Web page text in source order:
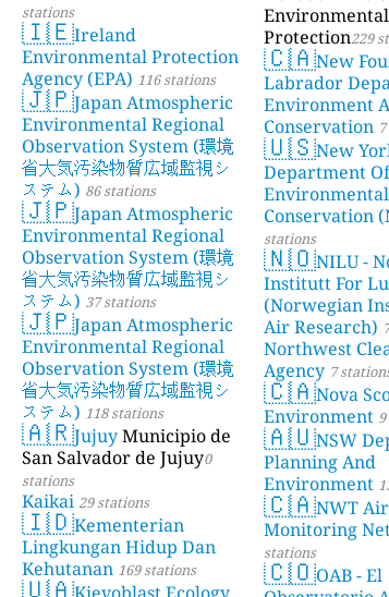
stations
🇮🇪Ireland
Environmental Protection
Agency (EPA) 116 stations
🇯🇵Japan Atmospheric
Environmental Regional
Observation System (環境
省大気汚染物質広域監視シ
ステム) 86 stations
🇯🇵Japan Atmospheric
Environmental Regional
Observation System (環境
省大気汚染物質広域監視シ
ステム) 37 stations
🇯🇵Japan Atmospheric
Environmental Regional
Observation System (環境
省大気汚染物質広域監視シ
ステム) 118 stations
🇦🇷JujuyMunicipio de
San Salvador de Jujuy0
stations
Kaikai 29 stations
🇮🇩Kementerian
Lingkungan Hidup Dan
Kehutanan 169 stations
🇺🇦
Environmental
Protection229
🇨🇦New
Labrador
Environment
Conservation
🇺🇸New
Department Of
Environmental
Conservation
stations
🇳🇴NILU -
Institutt For
(Norwegian
Air Research)
Northwest
Agency 7
🇨🇦Nova
Environment
🇦🇺NSW
Planning And
Environment
🇨🇦NWT
Monitoring
stations
🇨🇴OAB - El